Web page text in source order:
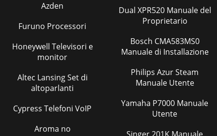
Azden
Furuno Processori
Honeywell Televisori e
monitor
Altec Lansing Set di
altoparlanti
Cypress Telefoni VoIP
Aroma no
Dual XPR520 Manuale del
Proprietario
Bosch CMA583MS0
Manuale di Installazione
Philips Azur Steam
Manuale Utente
Yamaha P7000 Manuale
Utente